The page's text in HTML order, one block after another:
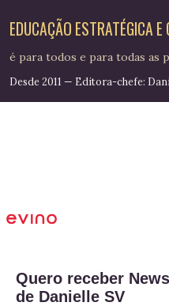
Pular para o
EDUCAÇÃO ESTRATÉGICA E
é para todos e para todas as
Desde 2011 — Editora-chefe:
Quero receber
de Danielle SV